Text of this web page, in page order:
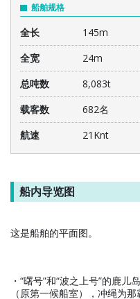
船舶规格
全长
145m
全宽
24m
总吨数
8,083t
载客数
682名
航速
21Knt
船内导览图
这是船舶的平面图。
・“曙号”和“波之上号”的鹿
（原第一候船室），冲绳为那